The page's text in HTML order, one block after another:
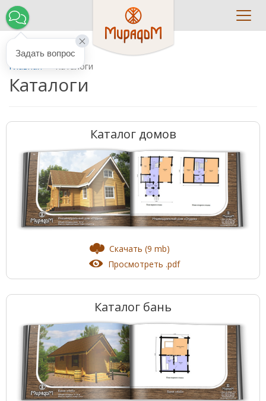
Главная Каталоги
Каталоги
Каталог домов
Скачать (9 mb)
Просмотреть .pdf
Каталог бань
Задать вопрос